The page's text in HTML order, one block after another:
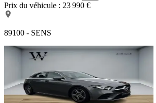
Prix du véhicule : 23 990 €
89100 - SENS